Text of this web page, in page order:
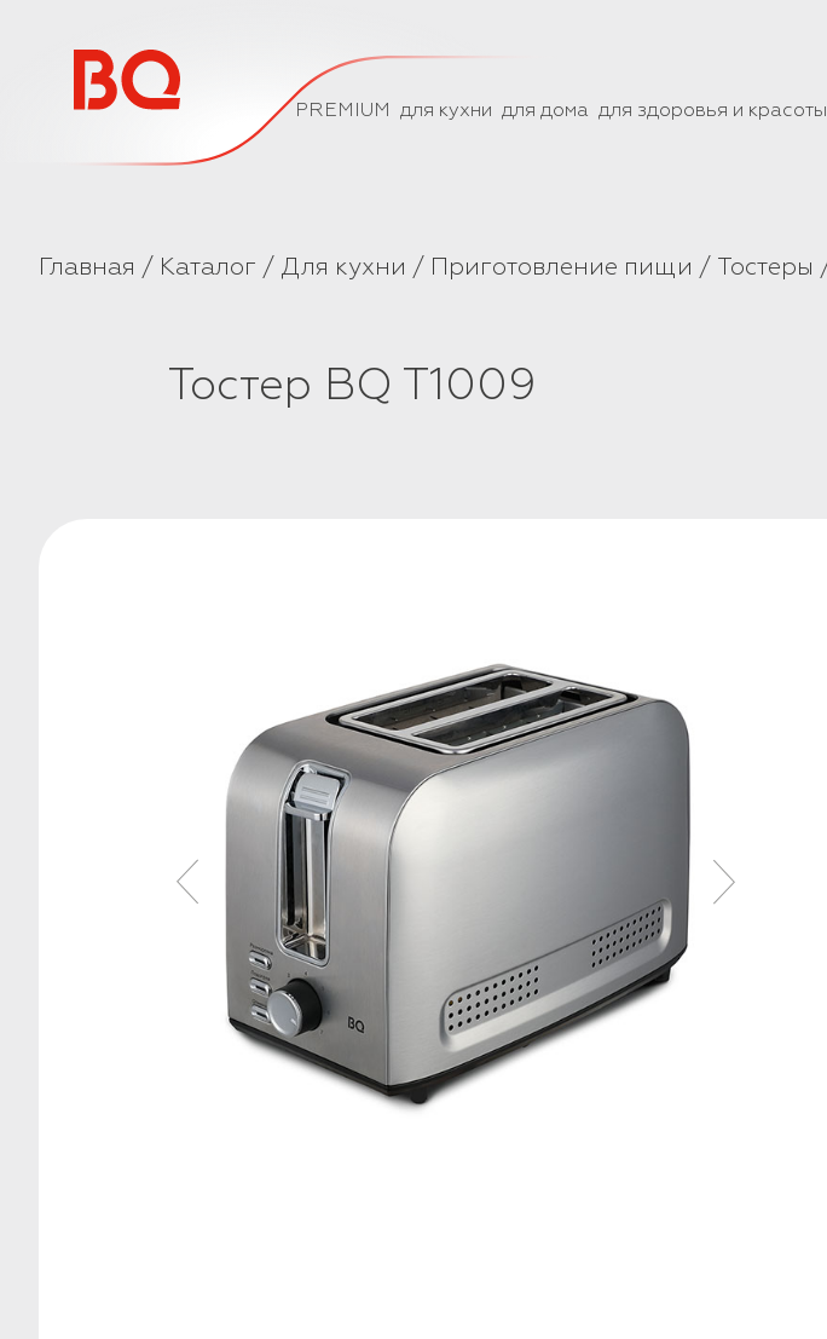
PREMIUM для кухни для дома для здоровья и красоты
Главная Каталог Для кухни Приготовление пищи Тостеры
Тостер BQ T1009